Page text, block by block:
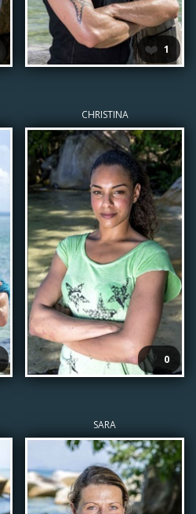
❤️ 1
CHRISTINA
🤍 0
SARA